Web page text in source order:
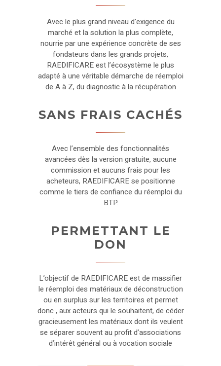
Avec le plus grand niveau d’exigence du
marché et la solution la plus complète,
nourrie par une expérience concrète de ses
fondateurs dans les grands projets,
RAEDIFICARE est l’écosystème le plus
adapté à une véritable démarche de réemploi
de A à Z, du diagnostic à la récupération
SANS FRAIS CACHÉS
Avec l’ensemble des fonctionnalités
avancées dès la version gratuite, aucune
commission et aucuns frais pour les
acheteurs, RAEDIFICARE se positionne
comme le tiers de confiance du réemploi du
BTP.
PERMETTANT LE
DON
L’objectif de RAEDIFICARE est de massifier
le réemploi des matériaux de déconstruction
ou en surplus sur les territoires et permet
donc , aux acteurs qui le souhaitent, de céder
gracieusement les matériaux dont ils veulent
se séparer souvent au profit d’associations
d’intérêt général ou à vocation sociale